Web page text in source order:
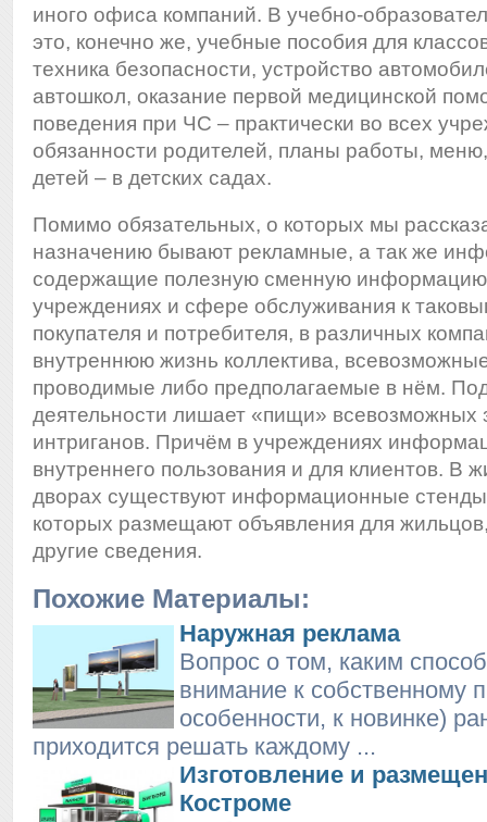
иного офиса компаний. В учебно-
это, конечно же, учебные пособия для
техника безопасности, устройство
автошкол, оказание первой медицинской
поведения при ЧС – практически во всех
обязанности родителей, планы работы,
детей – в детских садах.
Помимо обязательных, о которых мы
назначению бывают рекламные, а так же
содержащие полезную сменную
учреждениях и сфере обслуживания к
покупателя и потребителя, в различных
внутреннюю жизнь коллектива,
проводимые либо предполагаемые в нём.
деятельности лишает «пищи» всевозможных
интриганов. Причём в учреждениях
внутреннего пользования и для клиентов. В
дворах существуют информационные
которых размещают объявления для
другие сведения.
Похожие Материалы:
Наружная реклама
Вопрос о том, каким
внимание к собственному
особенности, к новинке)
приходится решать каждому ...
Изготовление и
Костроме